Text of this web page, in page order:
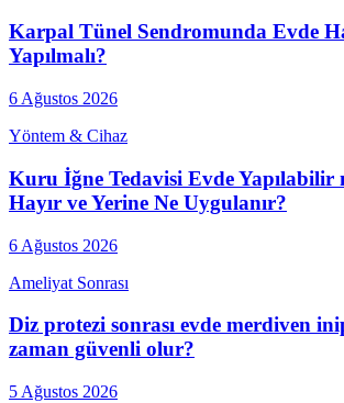
Karpal Tünel Sendromunda Evde
Yapılmalı?
6 Ağustos 2026
Yöntem & Cihaz
Kuru İğne Tedavisi Evde Yapılabilir
Hayır ve Yerine Ne Uygulanır?
6 Ağustos 2026
Ameliyat Sonrası
Diz protezi sonrası evde merdiven
zaman güvenli olur?
5 Ağustos 2026